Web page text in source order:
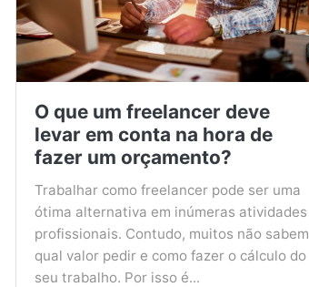
O que um freelancer deve
levar em conta na hora de
fazer um orçamento?
Trabalhar como freelancer pode ser uma
ótima alternativa em inúmeras atividades
profissionais. Contudo, muitos não sabem
qual valor pedir e como fazer o cálculo do
seu trabalho. Por isso é...